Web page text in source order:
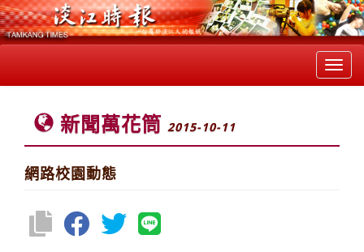
新聞萬花筒 2015-10-11
網路校園動態